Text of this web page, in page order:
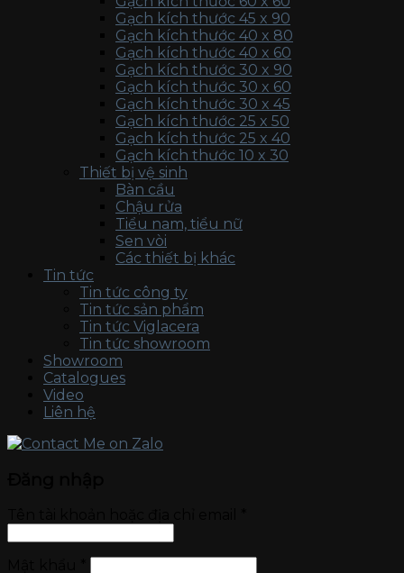
Gạch kích thước 45 x 90
Gạch kích thước 40 x 80
Gạch kích thước 40 x 60
Gạch kích thước 30 x 90
Gạch kích thước 30 x 60
Gạch kích thước 30 x 45
Gạch kích thước 25 x 50
Gạch kích thước 25 x 40
Gạch kích thước 10 x 30
Thiết bị vệ sinh
Bàn cầu
Chậu rửa
Tiểu nam, tiểu nữ
Sen vòi
Các thiết bị khác
Tin tức
Tin tức công ty
Tin tức sản phẩm
Tin tức Viglacera
Tin tức showroom
Showroom
Catalogues
Video
Liên hệ